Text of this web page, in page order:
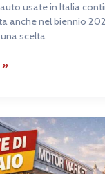
usate in Italia
anche nel biennio
scelta
»